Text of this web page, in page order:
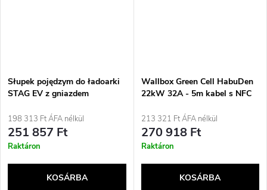
Słupek pojędzym do ładoarki
STAG EV z gniazdem
198 313 Ft ÁFA nélkül
251 857 Ft
Raktáron
KOSÁRBA
Wallbox Green Cell HabuDen
22kW 32A - 5m kabel s NFC
213 321 Ft ÁFA nélkül
270 918 Ft
Raktáron
KOSÁRBA